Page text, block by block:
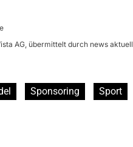
AG, übermittelt durch news aktuell
Sponsoring Sport